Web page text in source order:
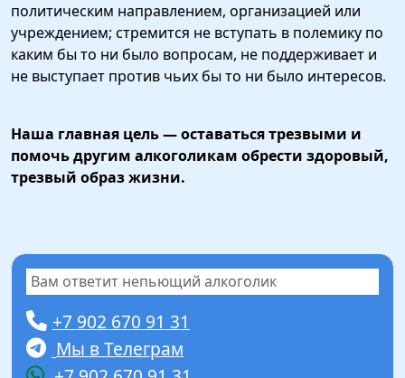
политическим направлением, организацией или
учреждением; стремится не вступать в полемику по
каким бы то ни было вопросам, не поддерживает и
не выступает против чьих бы то ни было интересов.
Наша главная цель — оставаться трезвыми и
помочь другим алкоголикам обрести здоровый,
трезвый образ жизни.
Вам ответит непьющий алкоголик
+7 902 670 91 31
Мы в Телеграм